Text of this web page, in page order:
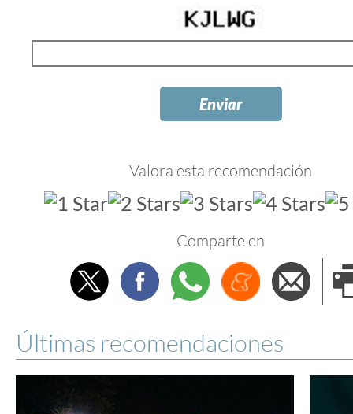
Valora esta recomendación
Comparte en
TwitterFacebookWhatsappMenéame
Últimas recomendaciones